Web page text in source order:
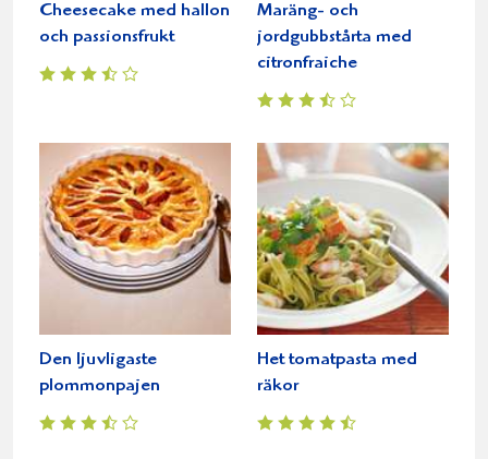
Cheesecake med hallon
och passionsfrukt
Maräng- och
jordgubbstårta med
citronfraiche
Den ljuvligaste
plommonpajen
Het tomatpasta med
räkor